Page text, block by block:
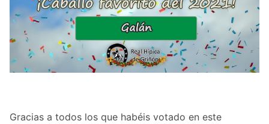
Gracias a todos los que habéis votado en este